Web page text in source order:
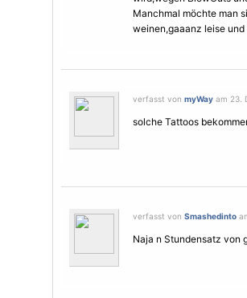
Manchmal möchte man
weinen,gaaanz leise
verfasst von myWay am 23.
solche Tattoos
verfasst von Smashedinto
Naja n Stundensatz von